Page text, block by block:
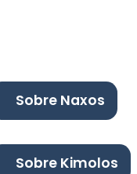
Sobre Naxos
Sobre Kimolos